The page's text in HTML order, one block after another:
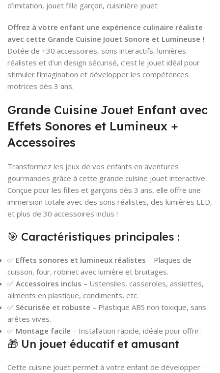
d’imitation, jouet fille garçon, cuisinière jouet
Offrez à votre enfant une expérience culinaire réaliste
avec cette Grande Cuisine Jouet Sonore et Lumineuse !
Dotée de +30 accessoires, sons interactifs, lumières
réalistes et d’un design sécurisé, c’est le jouet idéal pour
stimuler l’imagination et développer les compétences
motrices dès 3 ans.
Grande Cuisine Jouet Enfant avec
Effets Sonores et Lumineux +
Accessoires
Transformez les jeux de vos enfants en aventures
gourmandes grâce à cette grande cuisine jouet interactive.
Conçue pour les filles et garçons dès 3 ans, elle offre une
immersion totale avec des sons réalistes, des lumières LED,
et plus de 30 accessoires inclus !
🎯 Caractéristiques principales :
✅ Effets sonores et lumineux réalistes – Plaques de
cuisson, four, robinet avec lumière et bruitages.
✅ Accessoires inclus – Ustensiles, casseroles, assiettes,
aliments en plastique, condiments, etc.
✅ Sécurisée et robuste – Plastique ABS non toxique, sans
arêtes vives.
✅ Montage facile – Installation rapide, idéale pour offrir.
🎁 Un jouet éducatif et amusant
Cette cuisine jouet permet à votre enfant de développer :